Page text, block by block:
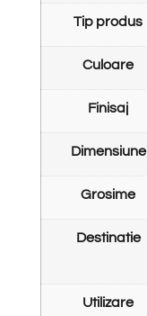
Tip produs
Culoare
Finisaj
Dimensiune
Grosime
Destinatie
Utilizare